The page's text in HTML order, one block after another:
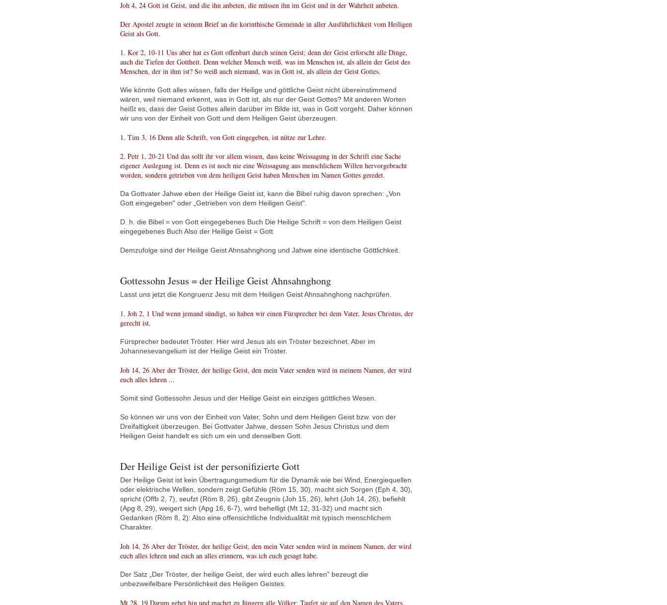
Joh 4, 24 Gott ist Geist, und die ihn anbeten, die müssen ihn im Geist und in der Wahrheit anbeten.
Der Apostel zeugte in seinem Brief an die korinthische Gemeinde in aller Ausführlichkeit vom Heiligen
Geist als Gott.
1. Kor 2, 10-11 Uns aber hat es Gott offenbart durch seinen Geist; denn der Geist erforscht alle Dinge,
auch die Tiefen der Gottheit. Denn welcher Mensch weiß, was im Menschen ist, als allein der Geist des
Menschen, der in ihm ist? So weiß auch niemand, was in Gott ist, als allein der Geist Gottes.
Wie könnte Gott alles wissen, falls der Heilige und göttliche Geist nicht übereinstimmend
wären, weil niemand erkennt, was in Gott ist, als nur der Geist Gottes? Mit anderen Worten
heißt es, dass der Geist Gottes allein darüber im Bilde ist, was in Gott vorgeht. Daher können
wir uns von der Einheit von Gott und dem Heiligen Geist überzeugen.
1. Tim 3, 16 Denn alle Schrift, von Gott eingegeben, ist nütze zur Lehre.
2. Petr 1, 20-21 Und das sollt ihr vor allem wissen, dass keine Weissagung in der Schrift eine Sache
eigener Auslegung ist. Denn es ist noch nie eine Weissagung aus menschlichem Willen hervorgebracht
worden, sondern getrieben von dem heiligen Geist haben Menschen im Namen Gottes geredet.
Da Gottvater Jahwe eben der Heilige Geist ist, kann die Bibel ruhig davon sprechen: „Von
Gott eingegeben" oder „Getrieben von dem Heiligen Geist".
D. h. die Bibel = von Gott eingegebenes Buch Die Heilige Schrift = von dem Heiligen Geist
eingegebenes Buch Also der Heilige Geist = Gott
Demzufolge sind der Heilige Geist Ahnsahnghong und Jahwe eine identische Göttlichkeit.
Gottessohn Jesus = der Heilige Geist Ahnsahnghong
Lasst uns jetzt die Kongruenz Jesu mit dem Heiligen Geist Ahnsahnghong nachprüfen.
1. Joh 2, 1 Und wenn jemand sündigt, so haben wir einen Fürsprecher bei dem Vater, Jesus Christus, der
gerecht ist.
Fürsprecher bedeutet Tröster. Hier wird Jesus als ein Tröster bezeichnet. Aber im
Johannesevangelium ist der Heilige Geist ein Tröster.
Joh 14, 26 Aber der Tröster, der heilige Geist, den mein Vater senden wird in meinem Namen, der wird
euch alles lehren ...
Somit sind Gottessohn Jesus und der Heilige Geist ein einziges göttliches Wesen.
So können wir uns von der Einheit von Vater, Sohn und dem Heiligen Geist bzw. von der
Dreifaltigkeit überzeugen. Bei Gottvater Jahwe, dessen Sohn Jesus Christus und dem
Heiligen Geist handelt es sich um ein und denselben Gott.
Der Heilige Geist ist der personifizierte Gott
Der Heilige Geist ist kein Übertragungsmedium für die Dynamik wie bei Wind, Energiequellen
oder elektrische Wellen, sondern zeigt Gefühle (Röm 15, 30), macht sich Sorgen (Eph 4, 30),
spricht (Offb 2, 7), seufzt (Röm 8, 26), gibt Zeugnis (Joh 15, 26), lehrt (Joh 14, 26), befiehlt
(Apg 8, 29), weigert sich (Apg 16, 6-7), wird behelligt (Mt 12, 31-32) und macht sich
Gedanken (Röm 8, 2): Also eine offensichtliche Individualität mit typisch menschlichem
Charakter.
Joh 14, 26 Aber der Tröster, der heilige Geist, den mein Vater senden wird in meinem Namen, der wird
euch alles lehren und euch an alles erinnern, was ich euch gesagt habe.
Der Satz „Der Tröster, der heilige Geist, der wird euch alles lehren" bezeugt die
unbezweifelbare Persönlichkeit des Heiligen Geistes.
Mt 28, 19 Darum gehet hin und machet zu Jüngern alle Völker: Taufet sie auf den Namen des Vaters